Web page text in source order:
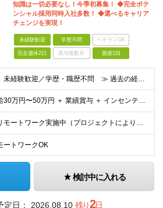
知識は一切必要なし！今季初募集！ ◆完全ポテ
ンシャル採用同時入社多数！ ◆選べるキャリア
チェンジを実現！
未経験歓迎 学歴不問 ベテランOK
完全週休2日 賞与複数月 面接1回
≪ 未経験歓迎／学歴・職歴不問 ≫ 過去の経歴は一切不問。 「いままで」よりも「これから」を 重視した採用を行っています！ ▼▼こんな想いがある方大歓迎▼▼ ・WEBデザインに興味がある！ ・WEB
⽉給30万円〜50万円 ＋ 業績賞与 ＋ インセンティブ賞与 経験者：35万円～ ※IT新人時25万円〜 ※経験・スキルを考慮の上、決定します。 ※経験者は別途優遇！ ★試⽤期間：3ヶ⽉ ★学
★リモートワーク実施中（プロジェクトによりフルリモートもあり） ★配属先は希望を最⼤限考慮
ートワークOK
検討中に入れる
定日： 2026.08.10 残り2日